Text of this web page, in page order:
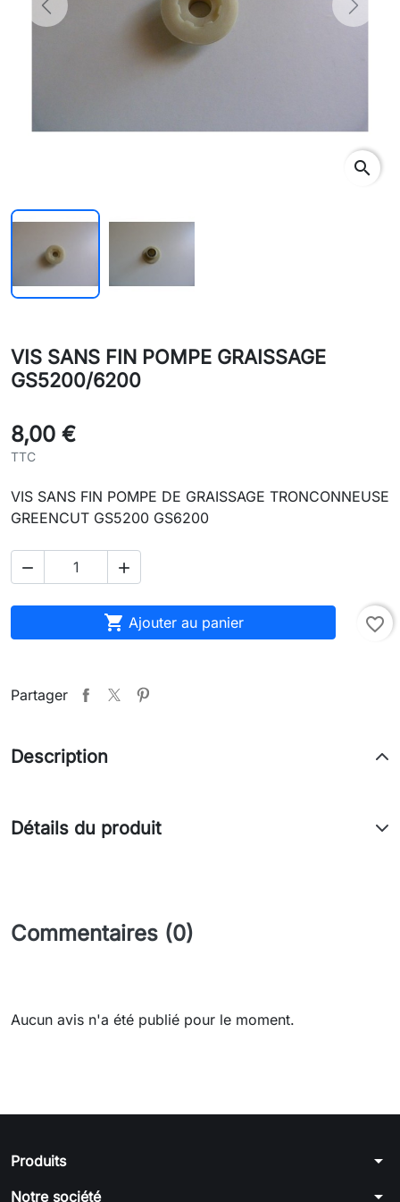
Previous Next
search
VIS SANS FIN POMPE GRAISSAGE
GS5200/6200
8,00 €
TTC
VIS SANS FIN POMPE DE GRAISSAGE TRONCONNEUSE
GREENCUT GS5200 GS6200
 
 Ajouter au panier favorite_border
Partager
Description
Détails du produit
Commentaires (0)
Aucun avis n'a été publié pour le moment.
Produits arrow_drop_down
Notre société arrow_drop_down